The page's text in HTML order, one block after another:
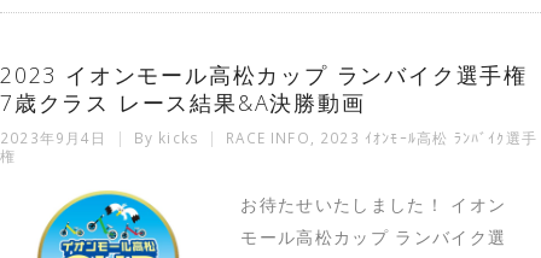
2023 イオンモール高松カップ ランバイク選手権
7歳クラス レース結果&A決勝動画
2023年9月4日 By kicks RACE INFO
2023 ｲｵﾝﾓｰﾙ高松 ﾗﾝﾊﾞｲｸ選手
権
お待たせいたしました！ イオン
モール高松カップ ランバイク選